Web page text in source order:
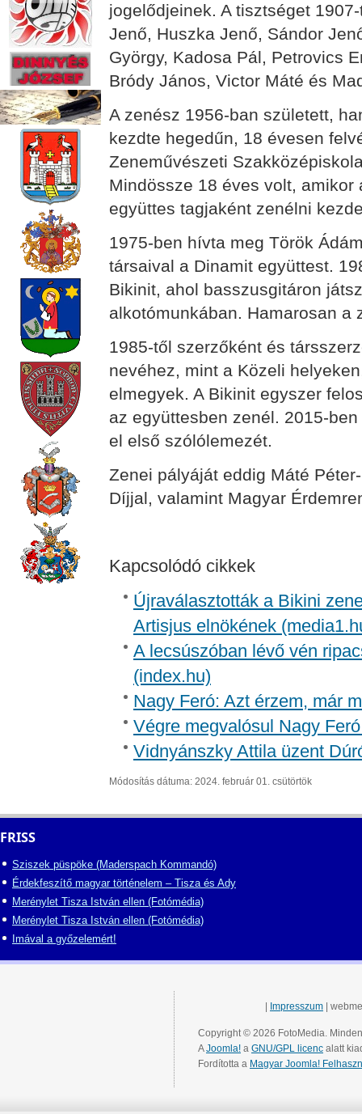
jogelődjeinek. A tisztséget
Jenő, Huszka Jenő, Sándor
György, Kadosa Pál, Petrovics
Bródy János, Victor Máté és
A zenész 1956-ban született,
kezdte hegedűn, 18 évesen
Zeneművészeti
Mindössze 18 éves volt, amikor
együttes tagjaként zenélni
1975-ben hívta meg Török
társaival a Dinamit együttest.
Bikinit, ahol basszusgitáron
alkotómunkában. Hamarosan a
1985-től szerzőként és
nevéhez, mint a Közeli
elmegyek. A Bikinit egyszer
az együttesben zenél. 2015-
el első szólólemezét.
Zenei pályáját eddig Máté
Díjjal, valamint Magyar
Kapcsolódó cikkek
Újraválasztották a Bikini
Artisjus elnökének
A lecsúszóban lévő vén
(index.hu)
Nagy Feró: Azt érzem, már
Végre megvalósul Nagy
Vidnyánszky Attila üzent
Módosítás dátuma: 2024. február 01. csütörtök
FRISS
Sziszek püspöke (Maderspach Kommandó)
Érdekfeszítő magyar történelem – Tisza és Ady
Merénylet Tisza István ellen (Fotómédia)
Merénylet Tisza István ellen (Fotómédia)
Imával a győzelemért!
Impresszum |
Copyright © 2026 FotoMedia.
AJoomla! a GNU/GPL licenc alatt
Fordította a Magyar Joomla!